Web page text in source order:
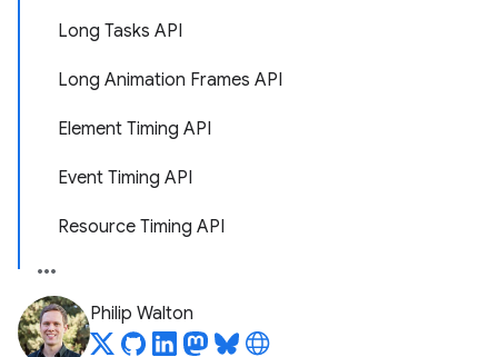
Long Tasks API
Long Animation Frames API
Element Timing API
Event Timing API
Resource Timing API
Philip Walton